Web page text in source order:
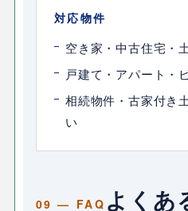
対応物件
空き家・中古住宅・
戸建て・アパート・
相続物件・古家付き
い
よくあ